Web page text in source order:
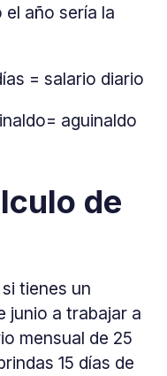
año sería la
= salario diario
aguinaldo
de
tienes un
junio a trabajar a
mensual de 25
15 días de